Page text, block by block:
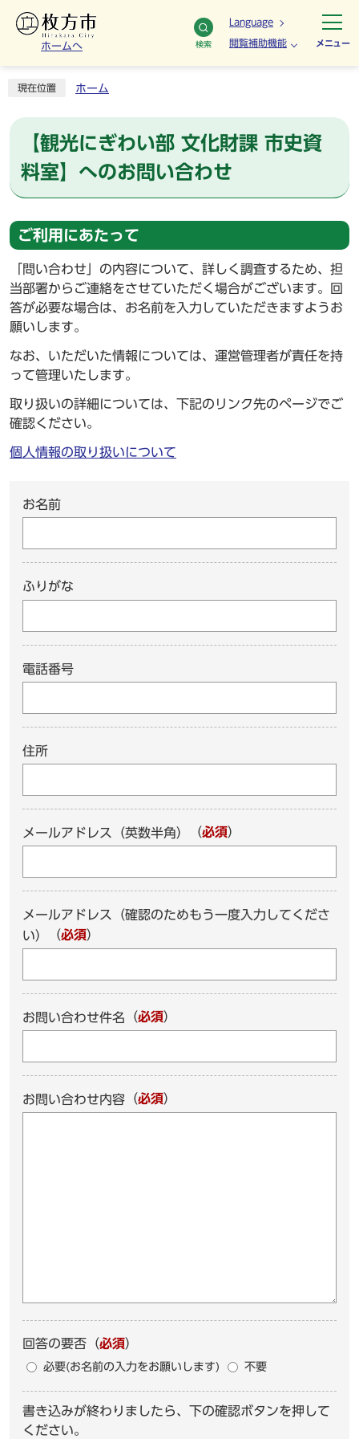
ホームへ 検索
Language
閲覧補助機能 メニュー
現在位置 ホーム
【観光にぎわい部 文化財課 市史資
料室】へのお問い合わせ
ご利用にあたって
「問い合わせ」の内容について、詳しく調査するため、担
当部署からご連絡をさせていただく場合がございます。回
答が必要な場合は、お名前を入力していただきますようお
願いします。
なお、いただいた情報については、運営管理者が責任を持
って管理いたします。
取り扱いの詳細については、下記のリンク先のページでご
確認ください。
個人情報の取り扱いについて
お名前
ふりがな
電話番号
住所
メールアドレス（英数半角） （必須）
メールアドレス（確認のためもう一度入力してくださ
い）
（必須）
お問い合わせ件名 （必須）
お問い合わせ内容 （必須）
回答の要否 （必須）
必要(お名前の入力をお願いします) 不要
書き込みが終わりましたら、下の確認ボタンを押して
ください。